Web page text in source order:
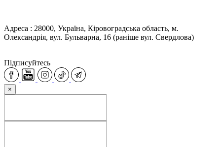
Адреса : 28000, Україна, Кіровоградська область, м.
Олександрія, вул. Бульварна, 16 (раніше вул. Свердлова)
Підписуйтесь
×